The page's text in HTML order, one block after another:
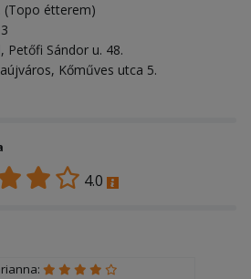
(Topo étterem)
Petőfi Sándor u. 48.
Kőműves utca 5.
4.0